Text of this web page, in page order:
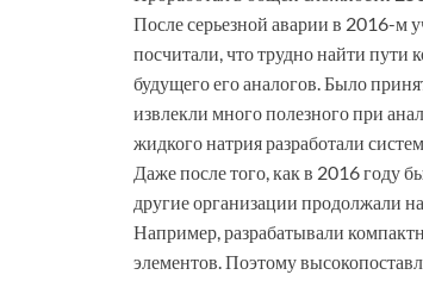
После серьезной аварии в 2016-м
посчитали, что трудно найти пути
будущего его аналогов. Было
извлекли много полезного при
жидкого натрия разработали
Даже после того, как в 2016 году
другие организации продолжали
Например, разрабатывали
элементов. Поэтому